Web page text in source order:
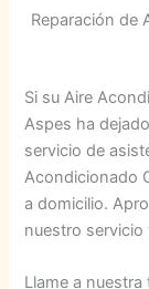
Reparación de
Si su Aire
Aspes ha
servicio de
Acondicionado
a domicilio.
nuestro servicio
Llame a